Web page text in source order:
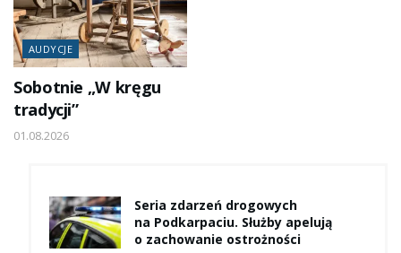
AUDYCJE
Sobotnie „W kręgu
tradycji”
01.08.2026
Seria zdarzeń drogowych
na Podkarpaciu. Służby apelują
o zachowanie ostrożności